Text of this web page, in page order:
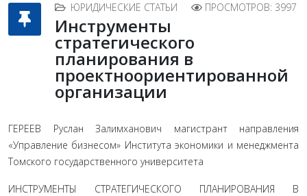
ЮРИДИЧЕСКИЕ СТАТЬИ ПРОСМОТРОВ: 3997
Инструменты
стратегического
планирования в
проектноориентированной
организации
ГЕРЕЕВ Руслан Залимханович магистрант направления
«Управление бизнесом» Института экономики и менеджмента
Томского государственного университета
ИНСТРУМЕНТЫ СТРАТЕГИЧЕСКОГО ПЛАНИРОВАНИЯ В